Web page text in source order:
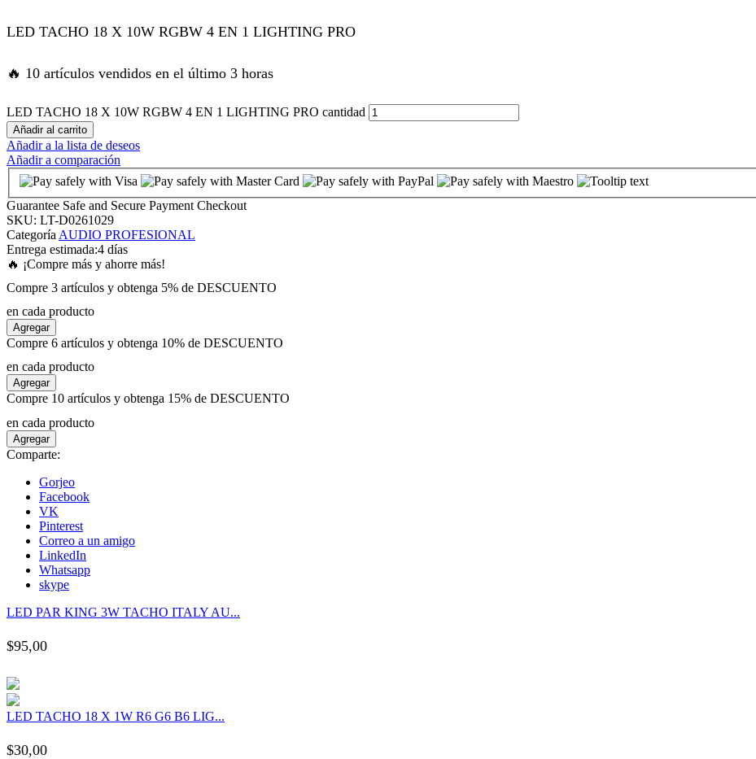
al
al
LED TACHO 18 X 10W RGBW 4 EN 1 LIGHTING PRO
🔥 10 artículos vendidos en el último 3 horas
LED TACHO 18 X 10W RGBW 4 EN 1 LIGHTING PRO cantidad
Añadir al carrito
Añadir a la lista de deseos
Añadir a comparación
Guarantee Safe and Secure Payment Checkout
SKU: LT-D0261029
Categoría AUDIO PROFESIONAL
Entrega estimada:4 días
🔥 ¡Compre más y ahorre más!
Compre 3 artículos y obtenga 5% de DESCUENTO
en cada producto
Agregar
Compre 6 artículos y obtenga 10% de DESCUENTO
en cada producto
Agregar
Compre 10 artículos y obtenga 15% de DESCUENTO
en cada producto
Agregar
Comparte:
Gorjeo
Facebook
VK
Pinterest
Correo a un amigo
LinkedIn
Whatsapp
skype
LED PAR KING 3W TACHO ITALY AU...
$95,00
LED TACHO 18 X 1W R6 G6 B6 LIG...
$30,00